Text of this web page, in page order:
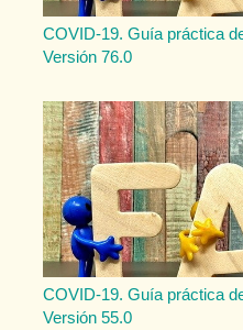
COVID-19. Guía práctica
Versión 76.0
COVID-19. Guía práctica
Versión 55.0